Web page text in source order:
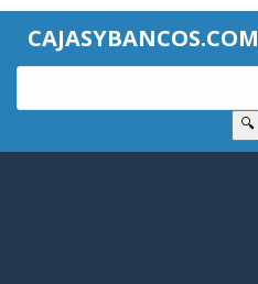
CAJASYBANCOS.COM
🔍